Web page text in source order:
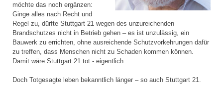
möchte das noch ergänzen:
Ginge alles nach Recht und
Regel zu, dürfte Stuttgart 21 wegen des unzureichenden
Brandschutzes nicht in Betrieb gehen – es ist unzulässig, ein
Bauwerk zu errichten, ohne ausreichende Schutzvorkehrungen dafür
zu treffen, dass Menschen nicht zu Schaden kommen können.
Damit wäre Stuttgart 21 tot - eigentlich.
Doch Totgesagte leben bekanntlich länger – so auch Stuttgart 21.